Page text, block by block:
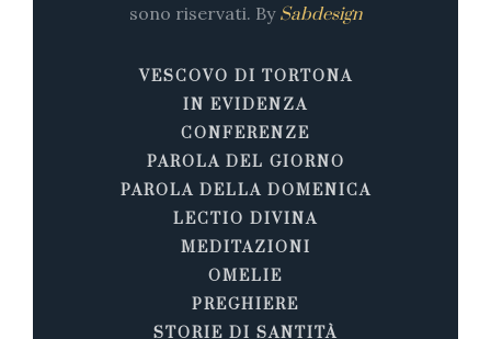
sono riservati. By Sabdesign
VESCOVO DI TORTONA
IN EVIDENZA
CONFERENZE
PAROLA DEL GIORNO
PAROLA DELLA DOMENICA
LECTIO DIVINA
MEDITAZIONI
OMELIE
PREGHIERE
STORIE DI SANTITÀ